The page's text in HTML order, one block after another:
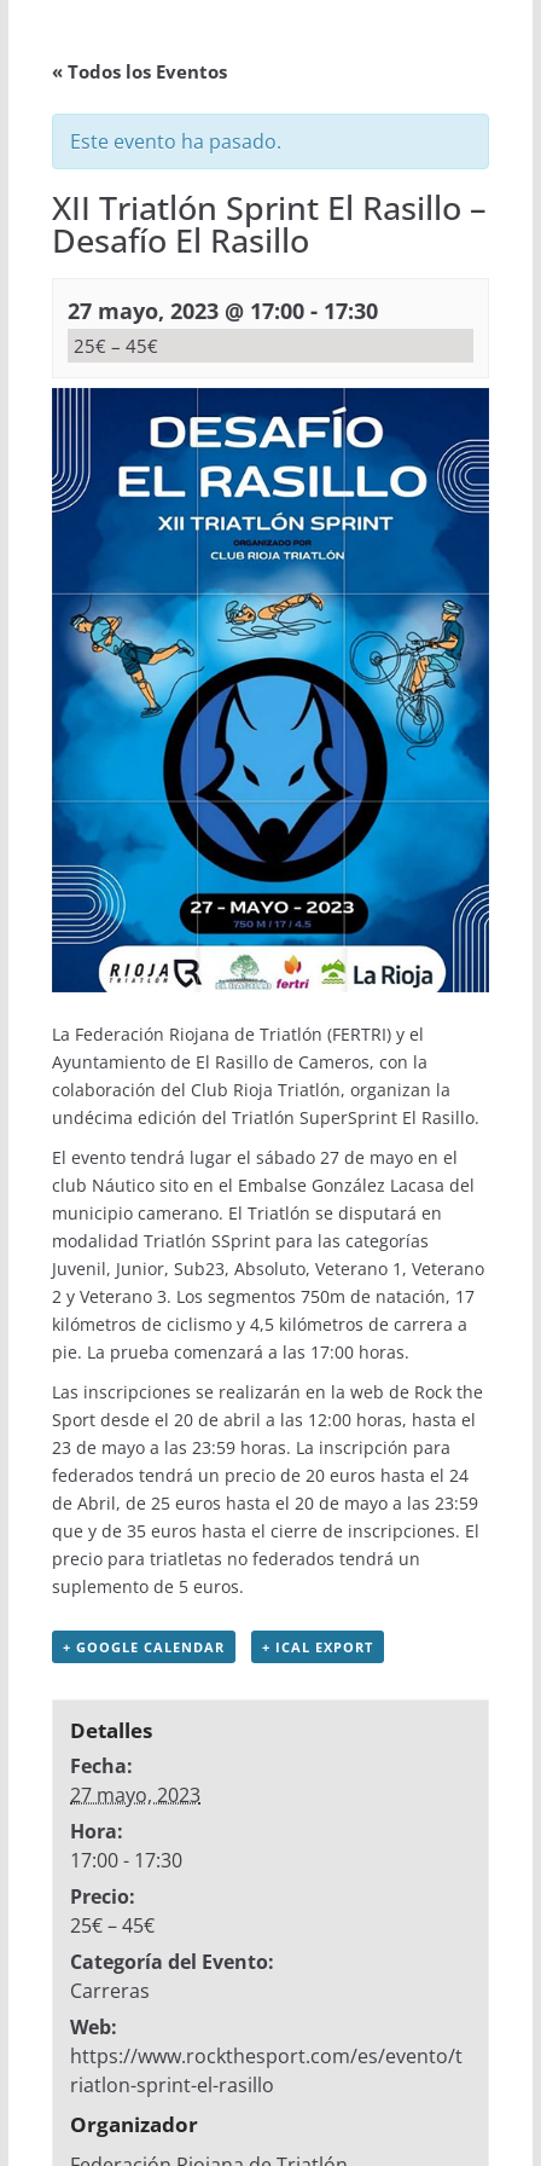
« Todos los Eventos
Este evento ha pasado.
XII Triatlón Sprint El Rasillo –
Desafío El Rasillo
27 mayo, 2023 @ 17:00- 17:30
25€ – 45€
La Federación Riojana de Triatlón (FERTRI) y el
Ayuntamiento de El Rasillo de Cameros, con la
colaboración del Club Rioja Triatlón, organizan la
undécima edición del Triatlón SuperSprint El Rasillo.
El evento tendrá lugar el sábado 27 de mayo en el
club Náutico sito en el Embalse González Lacasa del
municipio camerano. El Triatlón se disputará en
modalidad Triatlón SSprint para las categorías
Juvenil, Junior, Sub23, Absoluto, Veterano 1, Veterano
2 y Veterano 3. Los segmentos 750m de natación, 17
kilómetros de ciclismo y 4,5 kilómetros de carrera a
pie. La prueba comenzará a las 17:00 horas.
Las inscripciones se realizarán en la web de Rock the
Sportdesde el 20 de abril a las 12:00 horas, hasta el
23 de mayo a las 23:59 horas. La inscripción para
federados tendrá un precio de 20 euros hasta el 24
de Abril, de 25 euros hasta el 20 de mayo a las 23:59
que y de 35 euros hasta el cierre de inscripciones. El
precio para triatletas no federados tendrá un
suplemento de 5 euros.
+ GOOGLE CALENDAR + ICAL EXPORT
Detalles
Fecha:
27 mayo, 2023
Hora:
17:00 - 17:30
Precio:
25€ – 45€
Categoría del Evento:
Carreras
Web:
https://www.rockthesport.com/es/evento/t
riatlon-sprint-el-rasillo
Organizador